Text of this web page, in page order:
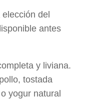
del
antes
y liviana.
tostada
yogur natural